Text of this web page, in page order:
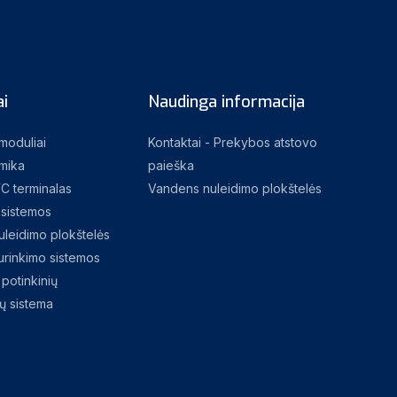
terminalas
plokštelės
sistemos
sistema
Naudinga informacija
Kontaktai - Prekybos atstovo
paieška
Vandens nuleidimo plokštelės